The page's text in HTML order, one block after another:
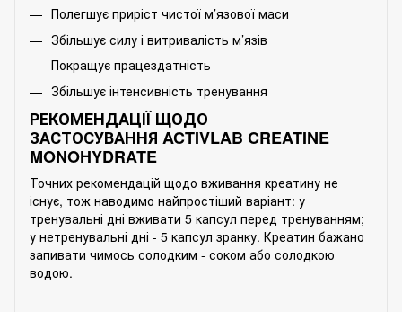
Полегшує приріст чистої м’язової маси
Збільшує силу і витривалість м’язів
Покращує працездатність
Збільшує інтенсивність тренування
РЕКОМЕНДАЦІЇ ЩОДО
ЗАСТОСУВАННЯ ACTIVLAB CREATINE
MONOHYDRATE
Точних рекомендацій щодо вживання креатину не
існує, тож наводимо найпростіший варіант: у
тренувальні дні вживати 5 капсул перед тренуванням;
у нетренувальні дні - 5 капсул зранку. Креатин бажано
запивати чимось солодким - соком або солодкою
водою.